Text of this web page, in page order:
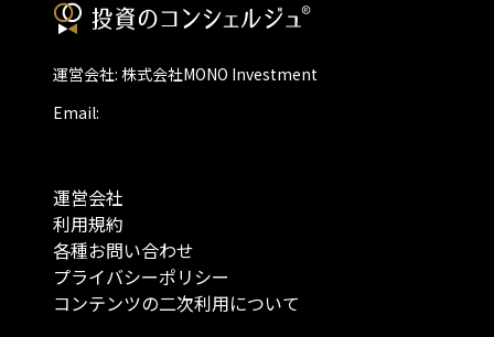
運営会社: 株式会社MONO Investment
Email:
運営会社
利用規約
各種お問い合わせ
プライバシーポリシー
コンテンツの二次利用について